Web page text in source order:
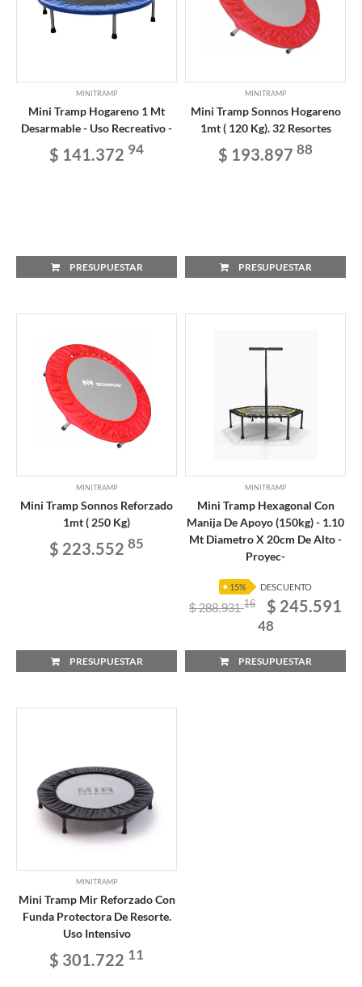
MINITRAMP
Mini Tramp Hogareno 1 Mt
Desarmable - Uso Recreativo -
$ 141.372 94
PRESUPUESTAR
MINITRAMP
Mini Tramp Sonnos Hogareno
1mt ( 120 Kg). 32 Resortes
$ 193.897 88
PRESUPUESTAR
MINITRAMP
Mini Tramp Sonnos Reforzado
1mt ( 250 Kg)
$ 223.552 85
PRESUPUESTAR
MINITRAMP
Mini Tramp Hexagonal Con
Manija De Apoyo (150kg) - 1.10
Mt Diametro X 20cm De Alto -
Proyec-
15% DESCUENTO
$ 288.93116 $ 245.591
48
PRESUPUESTAR
MINITRAMP
Mini Tramp Mir Reforzado Con
Funda Protectora De Resorte.
Uso Intensivo
$ 301.722 11